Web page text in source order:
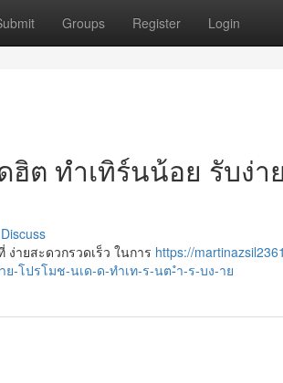
Groups Register Login
ต ทำเทิร์นน้อย รับง่า
Discuss
ายสะดวกรวดเร็ว ในการ https://
-โปรโมช-นเด-ด-ทำเท-ร-นต-ำ-ร-บง-าย